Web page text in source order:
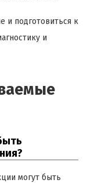
и подготовиться к
и
могут быть